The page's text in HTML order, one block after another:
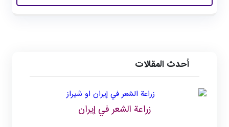
أحدث المقالات
زراعة الشعر في إيران